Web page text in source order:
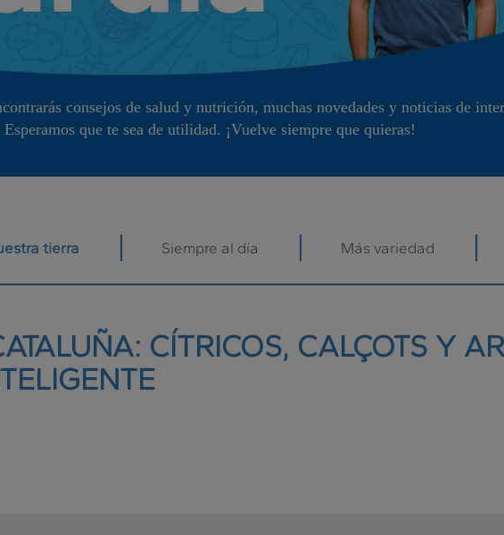
consejos de salud y nutrición, muchas novedades y noticias de
que te sea de utilidad. ¡Vuelve siempre que quieras!
tierra Siempre al día Más variedad
CÍTRICOS, CALÇOTS Y